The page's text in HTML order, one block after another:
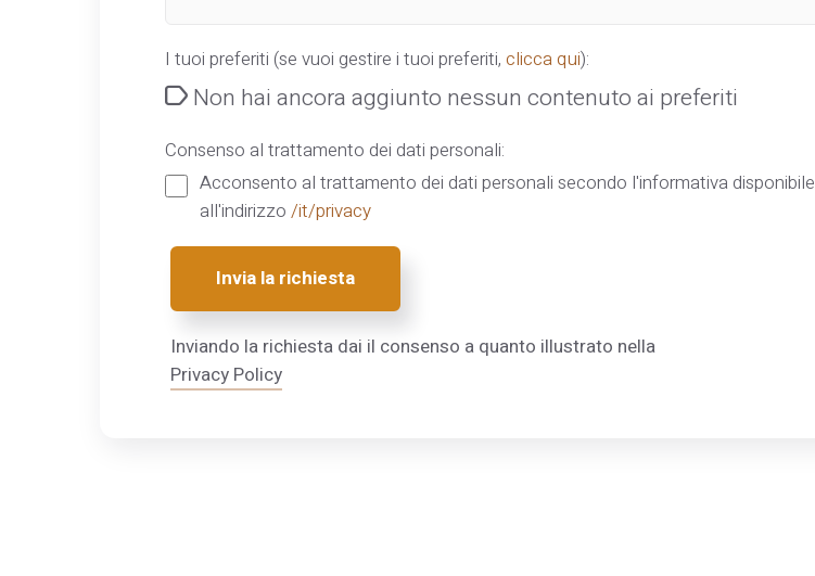
I tuoi preferiti (se vuoi gestire i tuoi preferiti, clicca qui):
Non hai ancora aggiunto nessun contenuto ai preferiti
Consenso al trattamento dei dati personali:
Acconsento al trattamento dei dati personali secondo l'informativa disponibile
all'indirizzo /it/privacy
Invia la richiesta
Inviando la richiesta dai il consenso a quanto illustrato nella
Privacy Policy